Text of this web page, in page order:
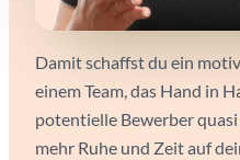
Damit schaffst du ein
einem Team, das Hand in
potentielle Bewerber
mehr Ruhe und Zeit auf